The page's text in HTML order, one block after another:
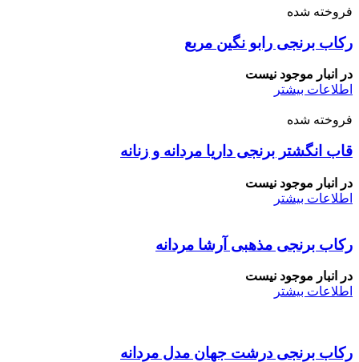
فروخته شده
رکاب برنجی رابو نگین مربع
در انبار موجود نیست
اطلاعات بیشتر
فروخته شده
قاب انگشتر برنجی داریا مردانه و زنانه
در انبار موجود نیست
اطلاعات بیشتر
رکاب برنجی مذهبی آرشا مردانه
در انبار موجود نیست
اطلاعات بیشتر
رکاب برنجی درشت جهان مدل مردانه